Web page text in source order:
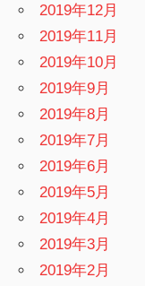
2019年12月
2019年11月
2019年10月
2019年9月
2019年8月
2019年7月
2019年6月
2019年5月
2019年4月
2019年3月
2019年2月